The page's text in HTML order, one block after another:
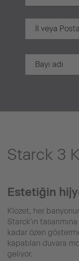
Starck 3
Estetiğin
Klozet, her
Starck'ın
kadar özen
kapatılan duvara
geliyor.